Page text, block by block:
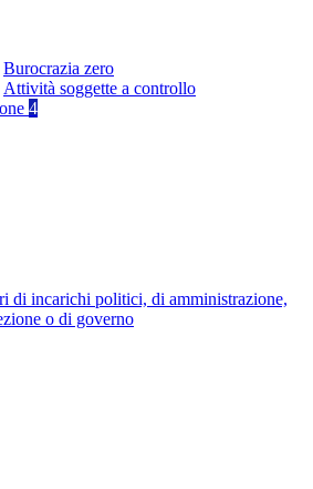
Burocrazia zero
Attività soggette a controllo
4
di incarichi politici, di amministrazione,
o di governo